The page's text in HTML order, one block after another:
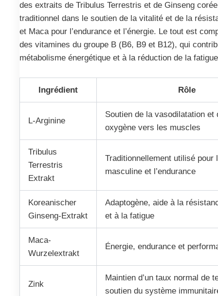
des extraits de Tribulus Terrestris et de Ginseng
traditionnel dans le soutien de la vitalité et de la
et Maca pour l’endurance et l’énergie. Le tout est
des vitamines du groupe B (B6, B9 et B12), qui
métabolisme énergétique et à la réduction de la
Ingrédient Rôle
L-Arginine
Soutien de la vasodilatation et
oxygène vers les muscles
Tribulus
Terrestris
Extrakt
Traditionnellement utilisé pour
masculine et l’endurance
Koreanischer
Ginseng-Extrakt
Adaptogène, aide à la
et à la fatigue
Maca-
Wurzelextrakt
Énergie, endurance et
Zink
Maintien d’un taux normal de
soutien du système